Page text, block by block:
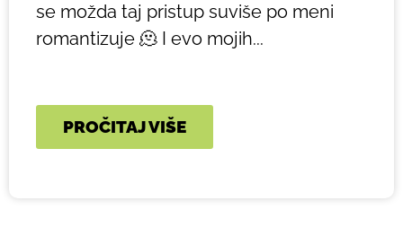
se možda taj pristup suviše po meni
romantizuje 🫠 I evo mojih...
PROČITAJ VIŠE